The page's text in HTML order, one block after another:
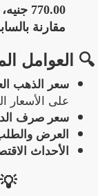
770.00 جنيه
مقارنة
🔍 العوامل
سعر الذهب
على الأسعار
سعر صرف
العرض
الأحداث